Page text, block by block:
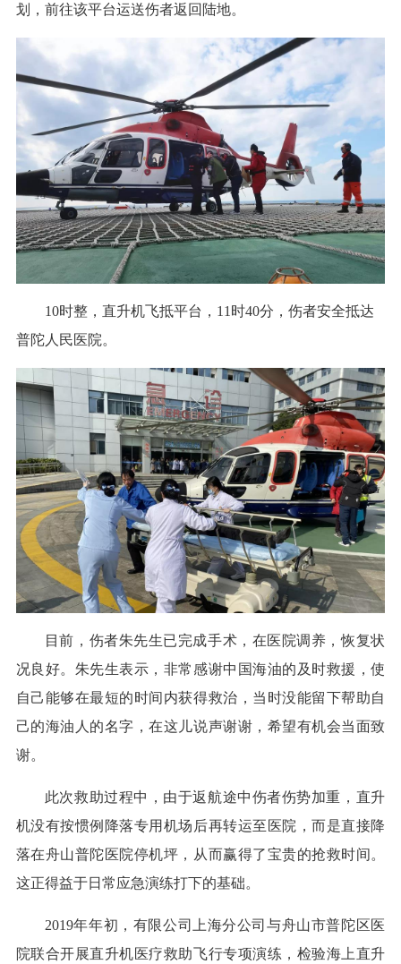
划，前往该平台运送伤者返回陆地。
10时整，直升机飞抵平台，11时40分，伤者安全抵达
普陀人民医院。
目前，伤者朱先生已完成手术，在医院调养，恢复状
况良好。朱先生表示，非常感谢中国海油的及时救援，使
自己能够在最短的时间内获得救治，当时没能留下帮助自
己的海油人的名字，在这儿说声谢谢，希望有机会当面致
谢。
此次救助过程中，由于返航途中伤者伤势加重，直升
机没有按惯例降落专用机场后再转运至医院，而是直接降
落在舟山普陀医院停机坪，从而赢得了宝贵的抢救时间。
这正得益于日常应急演练打下的基础。
2019年年初，有限公司上海分公司与舟山市普陀区医
院联合开展直升机医疗救助飞行专项演练，检验海上直升